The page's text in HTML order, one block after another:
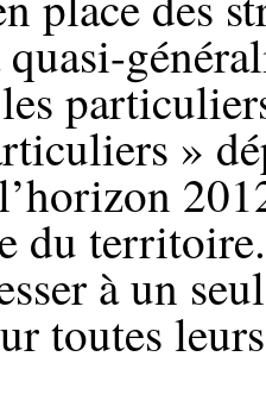
»
du
à un
toutes